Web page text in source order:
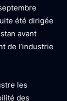
été dirigée
avant
de l’industrie
les
des